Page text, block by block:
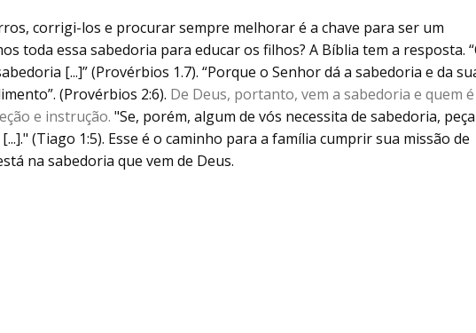
corrigi-los e procurar sempre melhorar é a chave para ser um
toda essa sabedoria para educar os filhos? A Bíblia tem a resposta.
[...]” (Provérbios 1.7). “Porque o Senhor dá a sabedoria e da
(Provérbios 2:6). De Deus, portanto, vem a sabedoria e quem é
e instrução. "Se, porém, algum de vós necessita de sabedoria,
(Tiago 1:5). Esse é o caminho para a família cumprir sua missão de
na sabedoria que vem de Deus.